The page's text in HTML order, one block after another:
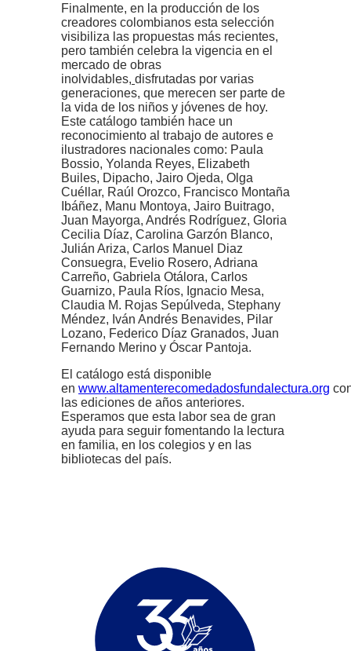
Finalmente, en la producción de los
creadores colombianos esta selección
visibiliza las propuestas más recientes,
pero también celebra la vigencia en el
mercado de obras
inolvidables, disfrutadas por varias
generaciones, que merecen ser parte de
la vida de los niños y jóvenes de hoy.
Este catálogo también hace un
reconocimiento al trabajo de autores e
ilustradores nacionales como: Paula
Bossio, Yolanda Reyes, Elizabeth
Builes, Dipacho, Jairo Ojeda, Olga
Cuéllar, Raúl Orozco, Francisco Montaña
Ibáñez, Manu Montoya, Jairo Buitrago,
Juan Mayorga, Andrés Rodríguez, Gloria
Cecilia Díaz, Carolina Garzón Blanco,
Julián Ariza, Carlos Manuel Diaz
Consuegra, Evelio Rosero, Adriana
Carreño, Gabriela Otálora, Carlos
Guarnizo, Paula Ríos, Ignacio Mesa,
Claudia M. Rojas Sepúlveda, Stephany
Méndez, Iván Andrés Benavides, Pilar
Lozano, Federico Díaz Granados, Juan
Fernando Merino y Óscar Pantoja.
El catálogo está disponible
en www.altamenterecomedadosfundalectura.org
las ediciones de años anteriores.
Esperamos que esta labor sea de gran
ayuda para seguir fomentando la lectura
en familia, en los colegios y en las
bibliotecas del país.